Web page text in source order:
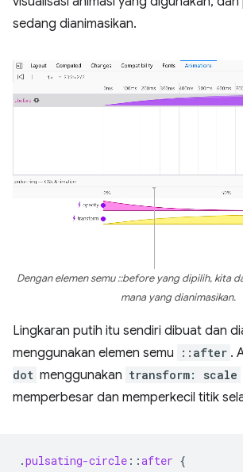
sedang dianimasikan.
Dengan elemen semu ::before yang dipilih, kita
mana yang dianimasikan.
Lingkaran putih itu sendiri dibuat dan
menggunakan elemen semu
::after .
dot menggunakan transform: scale
memperbesar dan memperkecil titik
.pulsating-circle ::after {